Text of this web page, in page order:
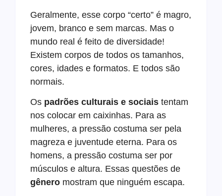
Geralmente, esse corpo “certo” é magro,
jovem, branco e sem marcas. Mas o
mundo real é feito de diversidade!
Existem corpos de todos os tamanhos,
cores, idades e formatos. E todos são
normais.
Os padrões culturais e sociais tentam
nos colocar em caixinhas. Para as
mulheres, a pressão costuma ser pela
magreza e juventude eterna. Para os
homens, a pressão costuma ser por
músculos e altura. Essas questões de
gênero mostram que ninguém escapa.